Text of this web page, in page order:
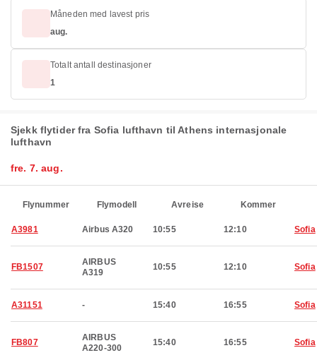
Måneden med lavest pris
aug.
Totalt antall destinasjoner
1
Sjekk flytider fra Sofia lufthavn til Athens internasjonale
lufthavn
fre. 7. aug.
Flynummer Flymodell Avreise Kommer
A3981 Airbus A320 10:55 12:10 Sofia
FB1507
AIRBUS
A319
10:55 12:10 Sofia
A31151 - 15:40 16:55 Sofia
FB807
AIRBUS
A220-300
15:40 16:55 Sofia